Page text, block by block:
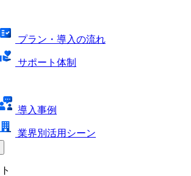
プラン・導入の流れ
サポート体制
導入事例
業界別活用シーン